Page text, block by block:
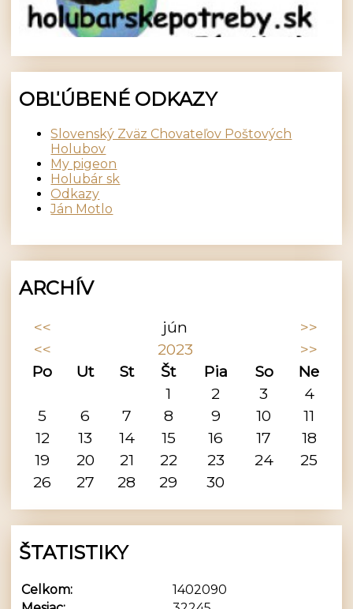
OBĽÚBENÉ ODKAZY
Slovenský Zväz Chovateľov Poštových
Holubov
My pigeon
Holubár sk
Odkazy
Ján Motlo
ARCHÍV
<< jún
>>
<<
2023
>>
Po
Ut St Št Pia So
Ne
1
2 3
4
5
6 7 8 9 10
11
12
13 14 15 16 17
18
19
20 21 22 23 24
25
26
27 28 29 30
ŠTATISTIKY
Celkom:
1402090